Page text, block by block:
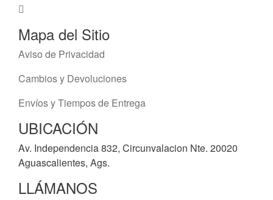
Mapa del Sitio
Aviso de Privacidad
Cambios y Devoluciones
Envíos y Tiempos de Entrega
UBICACIÓN
Av. Independencia 832, Circunvalacion Nte. 20020
Aguascalientes, Ags.
LLÁMANOS